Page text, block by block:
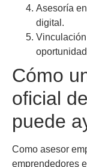
Asesoría
digital.
Cómo
oficial
puede
Como asesor
emprendedores